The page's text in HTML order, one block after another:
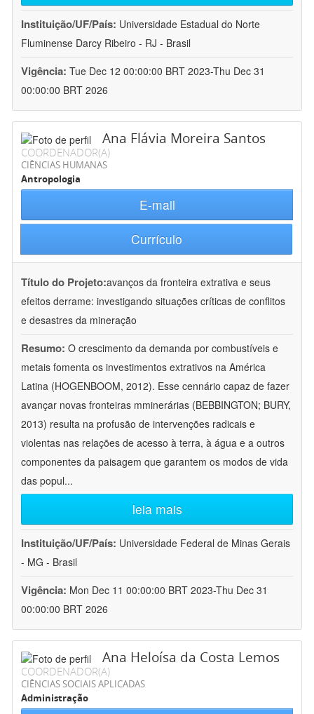
Instituição/UF/País: Universidade Estadual do Norte
Fluminense Darcy Ribeiro - RJ - Brasil
Vigência: Tue Dec 12 00:00:00 BRT 2023-Thu Dec 31
00:00:00 BRT 2026
Ana Flávia Moreira Santos
COORDENADOR(A)
CIÊNCIAS HUMANAS
Antropologia
E-mail
Currículo
Título do Projeto:avanços da fronteira extrativa e seus
efeitos derrame: investigando situações críticas de conflitos
e desastres da mineração
Resumo: O crescimento da demanda por combustíveis e
metais fomenta os investimentos extrativos na América
Latina (HOGENBOOM, 2012). Esse cennário capaz de fazer
avançar novas fronteiras mminerárias (BEBBINGTON; BURY,
2013) resulta na profusão de intervenções radicais e
violentas nas relações de acesso à terra, à água e a outros
componentes da paisagem que garantem os modos de vida
das popul...
leia mais
Instituição/UF/País: Universidade Federal de Minas Gerais
- MG - Brasil
Vigência: Mon Dec 11 00:00:00 BRT 2023-Thu Dec 31
00:00:00 BRT 2026
Ana Heloísa da Costa Lemos
COORDENADOR(A)
CIÊNCIAS SOCIAIS APLICADAS
Administração